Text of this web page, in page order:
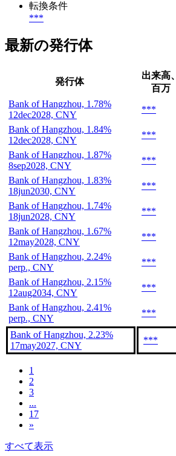
転換条件
***
最新の発行体
発行体
出来高、
百万
Bank of Hangzhou, 1.78%
12dec2028, CNY
***
Bank of Hangzhou, 1.84%
12dec2028, CNY
***
Bank of Hangzhou, 1.87%
8sep2028, CNY
***
Bank of Hangzhou, 1.83%
18jun2030, CNY
***
Bank of Hangzhou, 1.74%
18jun2028, CNY
***
Bank of Hangzhou, 1.67%
12may2028, CNY
***
Bank of Hangzhou, 2.24%
perp., CNY
***
Bank of Hangzhou, 2.15%
12aug2034, CNY
***
Bank of Hangzhou, 2.41%
perp., CNY
***
Bank of Hangzhou, 2.23%
17may2027, CNY
***
1
2
3
...
17
»
すべて表示